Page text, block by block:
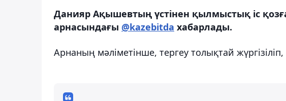
Данияр Ақышевтың үстінен қылмыстық іс
арнасындағы @kazebitda хабарлады.
Арнаның мәліметінше, тергеу толықтай